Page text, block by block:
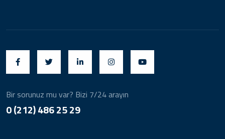
Bir sorunuz mu var? Bizi 7/24 arayın
0 (212) 486 25 29